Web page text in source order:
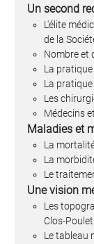
Un second
L'élite
de la
Nombre et
La
La
Les
Médecins
Maladies et
La
La
Le
Une vision
Les
Clos-Poulet
Le tableau